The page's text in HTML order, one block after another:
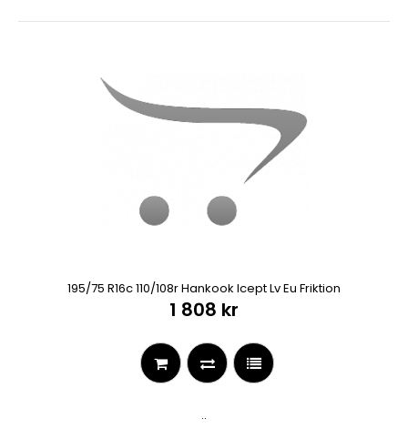
195/75 R16c 110/108r Hankook Icept Lv Eu Friktion
1 808 kr
..